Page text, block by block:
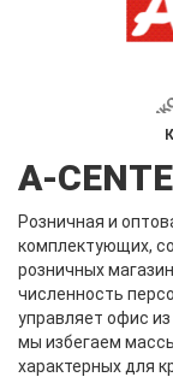
A-
Розничная и
комплектующих,
розничных
численность
управляет офис
мы избегаем
характерных для